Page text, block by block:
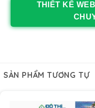
THIẾT KẾ
SẢN PHẨM TƯƠNG TỰ